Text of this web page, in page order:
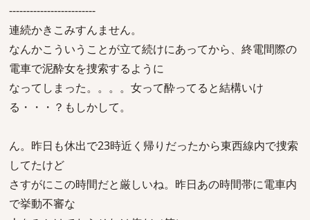
-------------------------
連続かきこみすんません。
なんかこういうことが立て続けにあってから、終電間際の
電車で泥酔女を捜索するように
なってしまった。。。。女って酔ってると結構いけ
る・・・？もしかして。
ん。昨日も休出で23時近く帰りだったから東西線内で捜索
してたけど
さすがにこの時間だと厳しいね。昨日あの時間帯に電車内
で挙動不審な